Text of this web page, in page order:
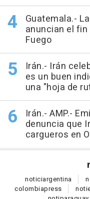
Guatemala.-
anuncian el
Fuego
Irán.- Irán
es un buen
una "hoja de
Irán.- AMP.-
denuncia que
cargueros en
noticiargentina
colombiapress noti